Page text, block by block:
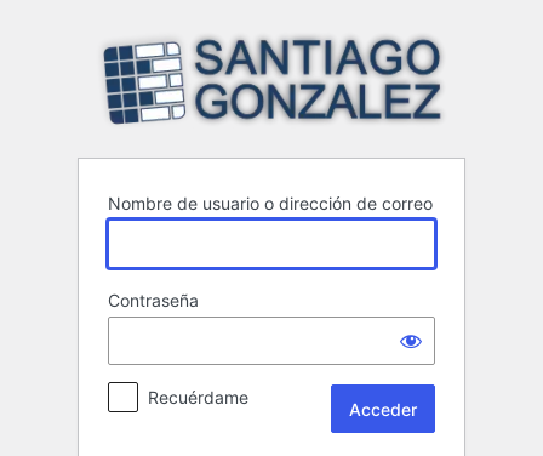
Nombre de usuario o dirección de correo
Contraseña
Recuérdame